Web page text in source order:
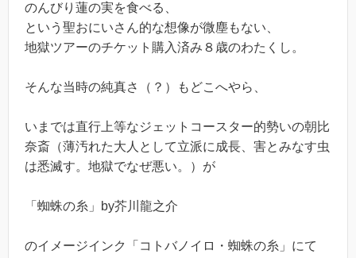
のんびり蓮の実を食べる、
という聖おにいさん的な想像が微塵もない、
地獄ツアーのチケット購入済み８歳のわたくし。
そんな当時の純真さ（？）もどこへやら、
いまでは直行上等なジェットコースター的勢いの朝比
奈斎（薄汚れた大人として立派に成長、害とみなす虫
は悉滅す。地獄でなぜ悪い。）が
「蜘蛛の糸」by芥川龍之介
のイメージインク「コトバノイロ・蜘蛛の糸」にて